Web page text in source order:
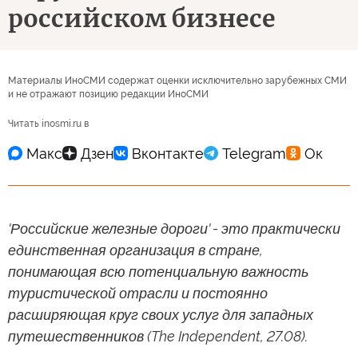
российском бизнесе
Материалы ИноСМИ содержат оценки исключительно зарубежных СМИ
и не отражают позицию редакции ИноСМИ
Читать inosmi.ru в
'Российские железные дороги' - это практически
единственная организация в стране,
понимающая всю потенциальную важность
туристической отрасли и постоянно
расширяющая круг своих услуг для западных
путешественников (The Independent, 27.08).